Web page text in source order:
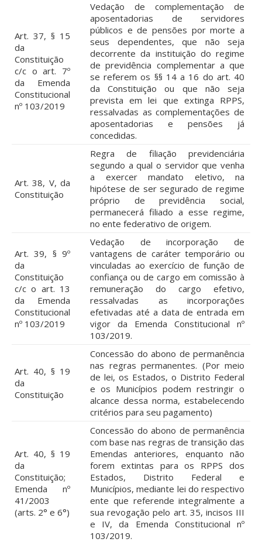
Art. 37, § 15
da
Constituição
c/c o art. 7º
da Emenda
Constitucional
nº 103/2019
Vedação de complementação de
aposentadorias de servidores
públicos e de pensões por morte a
seus dependentes, que não seja
decorrente da instituição do regime
de previdência complementar a que
se referem os §§ 14 a 16 do art. 40
da Constituição ou que não seja
prevista em lei que extinga RPPS,
ressalvadas as complementações de
aposentadorias e pensões já
concedidas.
Art. 38, V, da
Constituição
Regra de filiação previdenciária
segundo a qual o servidor que venha
a exercer mandato eletivo, na
hipótese de ser segurado de regime
próprio de previdência social,
permanecerá filiado a esse regime,
no ente federativo de origem.
Art. 39, § 9º
da
Constituição
c/c o art. 13
da Emenda
Constitucional
nº 103/2019
Vedação de incorporação de
vantagens de caráter temporário ou
vinculadas ao exercício de função de
confiança ou de cargo em comissão à
remuneração do cargo efetivo,
ressalvadas as incorporações
efetivadas até a data de entrada em
vigor da Emenda Constitucional nº
103/2019.
Art. 40, § 19
da
Constituição
Concessão do abono de permanência
nas regras permanentes. (Por meio
de lei, os Estados, o Distrito Federal
e os Municípios podem restringir o
alcance dessa norma, estabelecendo
critérios para seu pagamento)
Art. 40, § 19
da
Constituição;
Emenda nº
41/2003
(arts. 2° e 6°)
Concessão do abono de permanência
com base nas regras de transição das
Emendas anteriores, enquanto não
forem extintas para os RPPS dos
Estados, Distrito Federal e
Municípios, mediante lei do respectivo
ente que referende integralmente a
sua revogação pelo art. 35, incisos III
e IV, da Emenda Constitucional nº
103/2019.